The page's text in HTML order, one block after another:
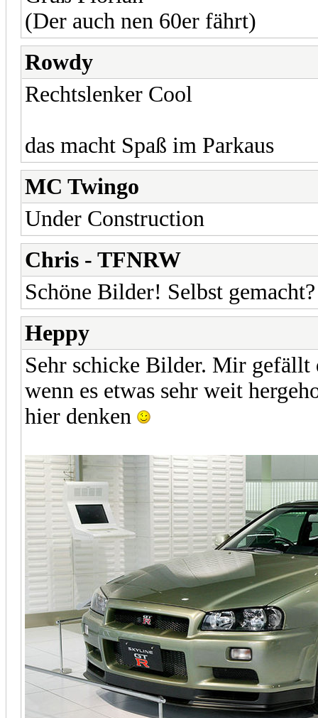
(Der auch nen 60er fährt)
Rowdy
Rechtslenker Cool
das macht Spaß im Parkaus
MC Twingo
Under Construction
Chris - TFNRW
Schöne Bilder! Selbst gemacht?
Heppy
Sehr schicke Bilder. Mir gefällt
wenn es etwas sehr weit
hier denken